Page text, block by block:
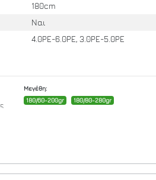
180cm
Ναι
4.0PE-6.0PE, 3.0PE-5.0PE
Μεγέθη:
180/60-200gr
180/80-280gr